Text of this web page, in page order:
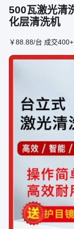
500瓦激光清
化层清洗机
￥88 .88/台 成交